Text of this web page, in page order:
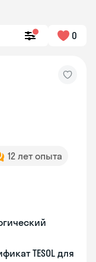
0
12 лет опыта
TESOL для